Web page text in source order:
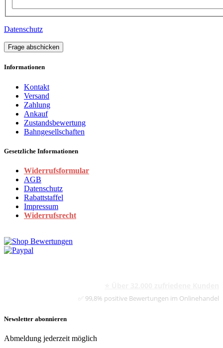
Datenschutz
Frage abschicken
Informationen
Kontakt
Versand
Zahlung
Ankauf
Zustandsbewertung
Bahngesellschaften
Gesetzliche Informationen
Widerrufsformular
AGB
Datenschutz
Rabattstaffel
Impressum
Widerrufsrecht
✅ 99,8% positive Bewertungen im Onlinehandel
Newsletter abonnieren
Abmeldung jederzeit möglich